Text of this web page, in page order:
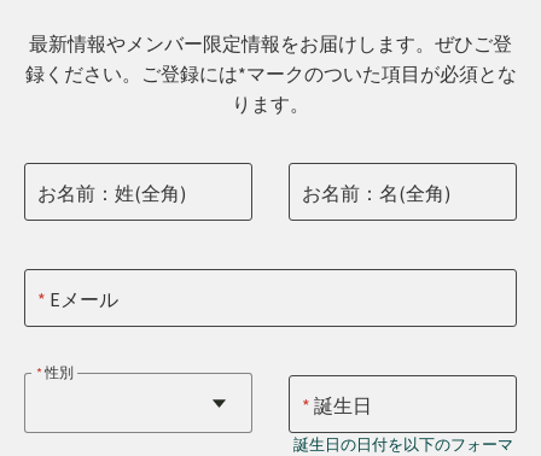
最新情報やメンバー限定情報をお届けします。ぜひご登
録ください。ご登録には*マークのついた項目が必須とな
ります。
お名前：姓(全角) お名前：名(全角)
Eメール
性別
誕生日
誕生日の日付を以下のフォーマ